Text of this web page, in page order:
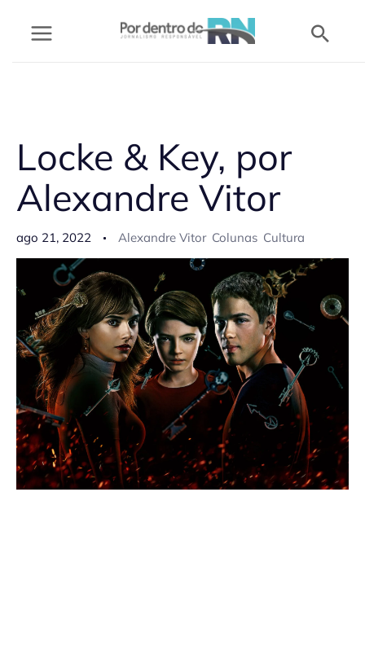
Locke & Key, por
Alexandre Vitor
ago 21, 2022 Alexandre Vitor Colunas Cultura